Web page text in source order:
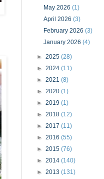
May 2026(1)
April 2026(3)
February 2026(3)
January 2026(4)
► 2025 (28)
► 2024 (11)
► 2021 (8)
► 2020 (1)
► 2019 (1)
► 2018 (12)
► 2017 (11)
► 2016 (55)
► 2015 (76)
► 2014 (140)
► 2013 (131)